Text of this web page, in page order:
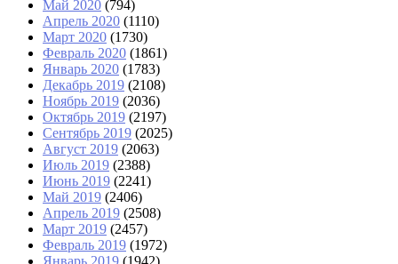
Май 2020 (794)
Апрель 2020 (1110)
Март 2020 (1730)
Февраль 2020 (1861)
Январь 2020 (1783)
Декабрь 2019 (2108)
Ноябрь 2019 (2036)
Октябрь 2019 (2197)
Сентябрь 2019 (2025)
Август 2019 (2063)
Июль 2019 (2388)
Июнь 2019 (2241)
Май 2019 (2406)
Апрель 2019 (2508)
Март 2019 (2457)
Февраль 2019 (1972)